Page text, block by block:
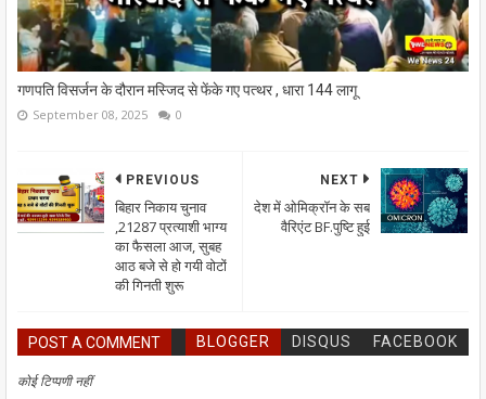
गणपति विसर्जन के दौरान मस्जिद से फेंके गए पत्थर , धारा 144 लागू
September 08, 2025 0
NEXT
देश में ओमिक्रॉन के सब
वैरिएंट BF.पुष्टि हुई
PREVIOUS
बिहार निकाय चुनाव
,21287 प्रत्याशी भाग्य
का फैसला आज, सुबह
आठ बजे से हो गयी वोटों
की गिनती शुरू
POST A COMMENT BLOGGER DISQUS FACEBOOK
कोई टिप्पणी नहीं